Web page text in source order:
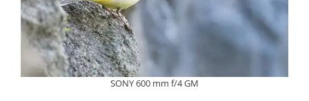
SONY 600 mm f/4 GM